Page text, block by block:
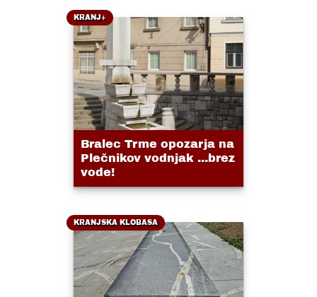
KRANJ+
Bralec Trme opozarja na
Plečnikov vodnjak ...brez
vode!
KRANJSKA KLOBASA